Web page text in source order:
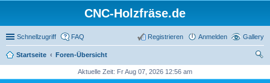
CNC-Holzfräse.de
Schnellzugriff Gallery
FAQ Anmelden
Registrieren
Startseite
Foren-Übersicht
Aktuelle Zeit: Fr Aug 07, 2026 12:56 am